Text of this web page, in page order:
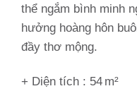
thể ngắm bình minh
hưởng hoàng hôn
đầy thơ mộng.
+ Diện tích : 54 m²